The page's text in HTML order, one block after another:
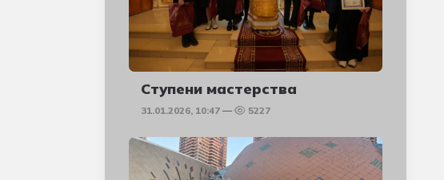
Ступени мастерства
31.01.2026, 10:47 5227